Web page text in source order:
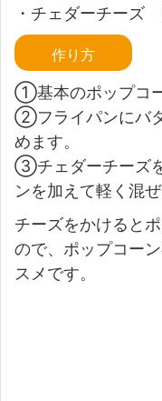
・チェダーチーズ
作り方
①基本のポップコー
②フライパンにバ
めます。
③チェダーチーズ
ンを加えて軽く混
チーズをかけると
ので、ポップコー
スメです。